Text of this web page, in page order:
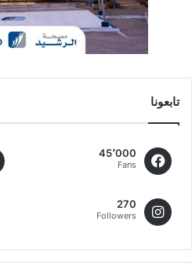
تابعونا
45٬000
Fans
270
Followers